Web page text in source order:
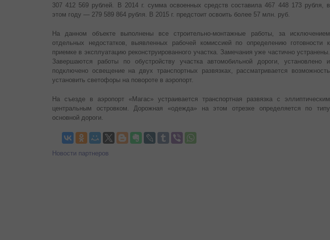
307 412 569 рублей. В 2014 г. сумма освоенных средств составила 467 448 173 рубля, в
этом году — 279 589 864 рубля. В 2015 г. предстоит освоить более 57 млн. руб.
На данном объекте выполнены все строительно-монтажные работы, за исключением
отдельных недостатков, выявленных рабочей комиссией по определению готовности к
приемке в эксплуатацию реконструированного участка. Замечания уже частично устранены.
Завершаются работы по обустройству участка автомобильной дороги, установлено и
подключено освещение на двух транспортных развязках, рассматривается возможность
установить светофоры на повороте в аэропорт.
На съезде в аэропорт «Магас» устраивается транспортная развязка с эллиптическим
центральным островком. Дорожная «одежда» на этом отрезке определяется по типу
основной дороги.
Новости партнеров